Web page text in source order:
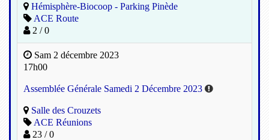
Hémisphère-Biocoop - Parking Pinède
ACE Route
2 / 0
Sam 2 décembre 2023
17h00
Assemblée Générale Samedi 2 Décembre 2023
Salle des Crouzets
ACE Réunions
23 / 0